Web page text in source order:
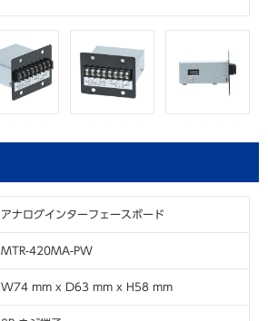
アナログインターフェースボード
MTR-420MA-PW
W74 mm x D63 mm x H58 mm